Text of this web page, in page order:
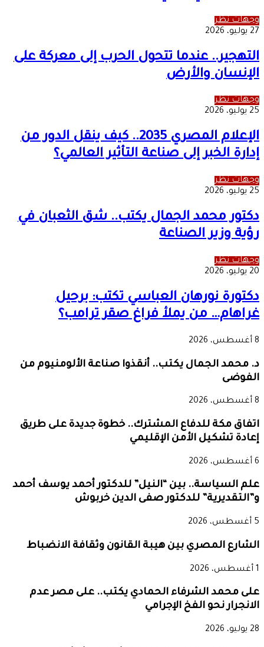
وجهات نظر
27 يوليو، 2026
التهجير.. عندما تتحول الحرب إلى معركة على
الإنسان والأرض
وجهات نظر
25 يوليو، 2026
الإعلام المصري 2035.. كيف ينقل الدور من
إدارة الخبر إلى صناعة التأثير العالمي؟
وجهات نظر
25 يوليو، 2026
دكتور محمد الجمال يكتب.. شق الثعبان في
رؤية وزير الصناعة
وجهات نظر
20 يوليو، 2026
دكتورة نورهان العباسي تكتب: برحيل
غراهام… من يملأ فراغ صقر ترامب؟
8 أغسطس، 2026
د. محمد الجمال يكتب.. أنقذوا صناعة الألومنيوم من
الفوضى
8 أغسطس، 2026
اتفاق مكة للدفاع المشترك.. خطوة جديدة على طريق
إعادة تشكيل الأمن الإقليمي
6 أغسطس، 2026
علم السياسة.. بين “النيل” للدكتور أحمد يوسف أحمد
و”التقديرية” للدكتور صفى الدين خربوش
5 أغسطس، 2026
الشارع المصري بين هيبة القانون وثقافة الانضباط
1 أغسطس، 2026
على محمد الشرفاء الحمادي يكتب.. على مصر عدم
الانجرار نحو الفخ الإجرامي
28 يوليو، 2026